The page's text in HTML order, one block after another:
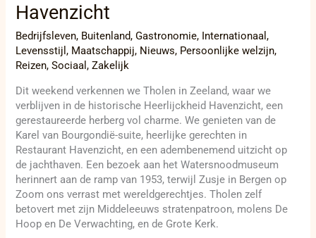
Havenzicht
Bedrijfsleven, Buitenland,Gastronomie, Internationaal,
Levensstijl, Maatschappij, Nieuws, Persoonlijke welzijn,
Reizen,Sociaal,Zakelijk
Dit weekend verkennen we Tholen in Zeeland, waar we
verblijven in de historische Heerlijckheid Havenzicht, een
gerestaureerde herberg vol charme. We genieten van de
Karel van Bourgondië-suite, heerlijke gerechten in
Restaurant Havenzicht, en een adembenemend uitzicht op
de jachthaven. Een bezoek aan het Watersnoodmuseum
herinnert aan de ramp van 1953, terwijl Zusje in Bergen op
Zoom ons verrast met wereldgerechtjes. Tholen zelf
betovert met zijn Middeleeuws stratenpatroon, molens De
Hoop en De Verwachting, en de Grote Kerk.